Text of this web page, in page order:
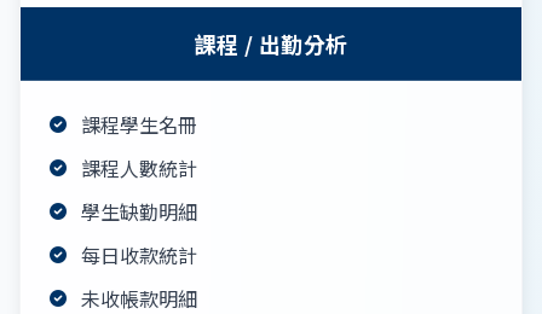
課程 / 出勤分析
課程學生名冊
課程人數統計
學生缺勤明細
每日收款統計
未收帳款明細